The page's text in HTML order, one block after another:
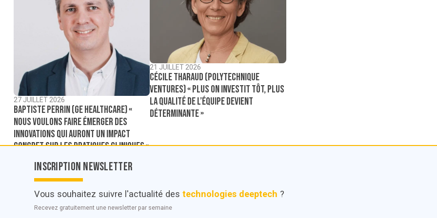
27 JUILLET 2026
Baptiste Perrin (GE Healthcare) «
Nous voulons faire émerger des
innovations qui auront un impact
concret sur les pratiques cliniques »
21 JUILLET 2026
Cécile Tharaud (Polytechnique
Ventures) « Plus on investit tôt, plus
la qualité de l’équipe devient
déterminante »
© POC Media 2026
Inscription Newsletter
Vous souhaitez suivre l'actualité des technologies deeptech ?
Recevez gratuitement une newsletter par semaine